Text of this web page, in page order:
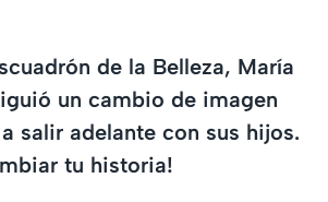
de la Belleza, María
un cambio de imagen
salir adelante con sus hijos.
tu historia!